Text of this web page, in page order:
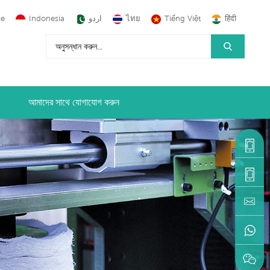
Indonesia اردو ไทย Tiếng Việt हिंदी
আমাদের সাথে যোগাযোগ করুন
+86-
+86-
595-
22216883
+86